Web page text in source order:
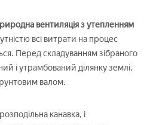
вентиляція з утепленням
всі витрати на процес
Перед складуванням зібраного
і утрамбований ділянку землі,
валом.
канавка, і